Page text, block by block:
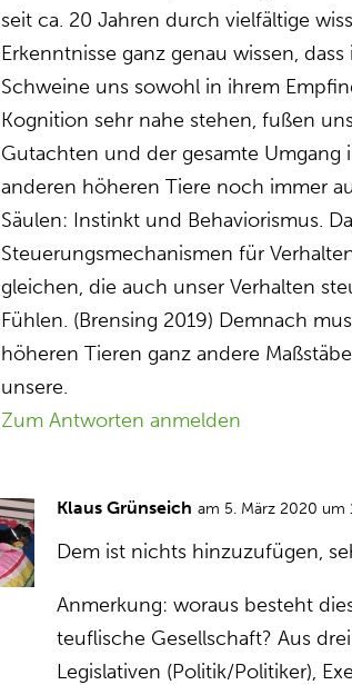
seit ca. 20 Jahren durch vielfältige
Erkenntnisse ganz genau wissen,
Schweine uns sowohl in ihrem
Kognition sehr nahe stehen, fußen
Gutachten und der gesamte Umgang
anderen höheren Tiere noch immer
Säulen: Instinkt und Behaviorismus.
Steuerungsmechanismen für
gleichen, die auch unser Verhalten
Fühlen. (Brensing 2019) Demnach
höheren Tieren ganz andere
unsere.
Zum Antworten anmelden
Klaus Grünseich am 5. März 2020 um
Dem ist nichts hinzuzufügen,
Anmerkung: woraus besteht
teuflische Gesellschaft? Aus
Legislativen (Politik/Politiker),